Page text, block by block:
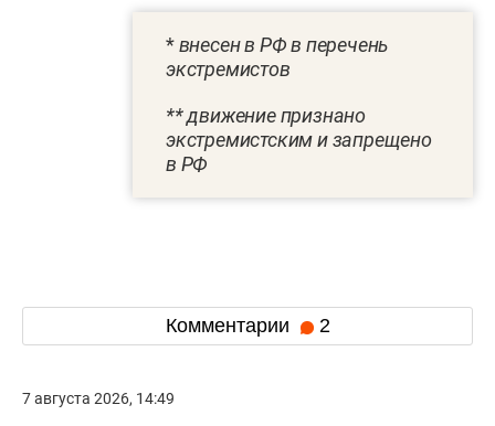
*внесен в РФ в перечень
экстремистов
** движение признано
экстремистским и запрещено
в РФ
Комментарии 2
7 августа 2026, 14:49